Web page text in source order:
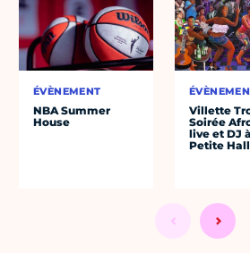
ÉVÈNEMENT
NBA Summer
House
Villette
Soirée
live et DJ
Petite